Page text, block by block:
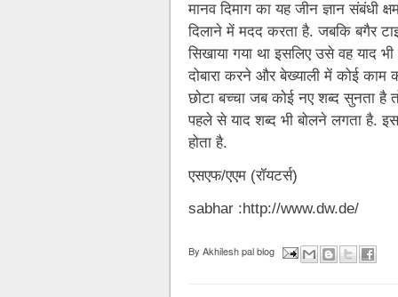
मानव दिमाग का यह जीन ज्ञान संबंधी
दिलाने में मदद करता है. जबकि बगैर
सिखाया गया था इसलिए उसे वह याद
दोबारा करने और बेख्याली में कोई
छोटा बच्चा जब कोई नए शब्द सुनता है
पहले से याद शब्द भी बोलने लगता है.
होता है.
एसएफ/एएम (रॉयटर्स)
sabhar :http://www.dw.de/
By Akhilesh pal blog